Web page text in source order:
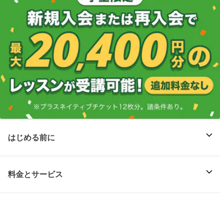
はじめる前に
料金とサービス